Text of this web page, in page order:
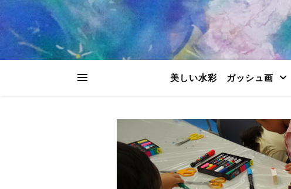
美しい水彩 ガッシュ画